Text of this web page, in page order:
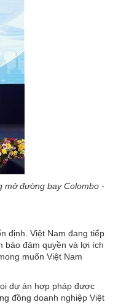
mở đường bay Colombo -
định. Việt Nam đang tiếp
bảo đảm quyền và lợi ích
muốn Việt Nam
dự án hợp pháp được
đồng doanh nghiệp Việt